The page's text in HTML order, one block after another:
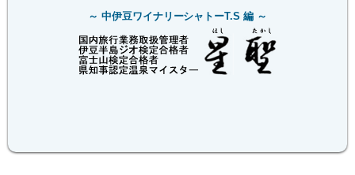
中伊豆ワイナリーシャトーT.S 編